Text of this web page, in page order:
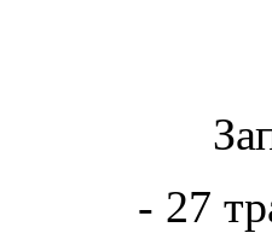
- 27